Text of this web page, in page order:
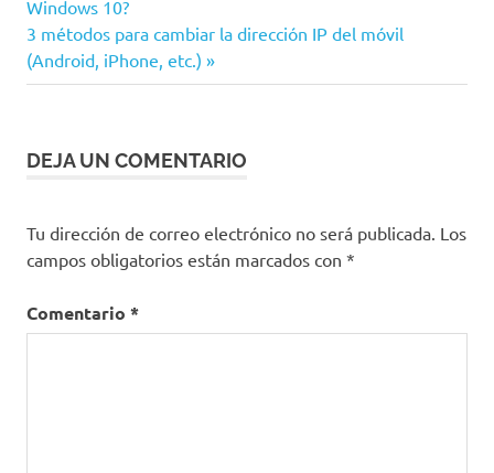
de
entradas
anterior:
Windows 10?
Siguiente
entrada:
3 métodos para cambiar la dirección IP del móvil
(Android, iPhone, etc.)
DEJA UN COMENTARIO
Tu dirección de correo electrónico no será publicada. Los
campos obligatorios están marcados con *
Comentario *